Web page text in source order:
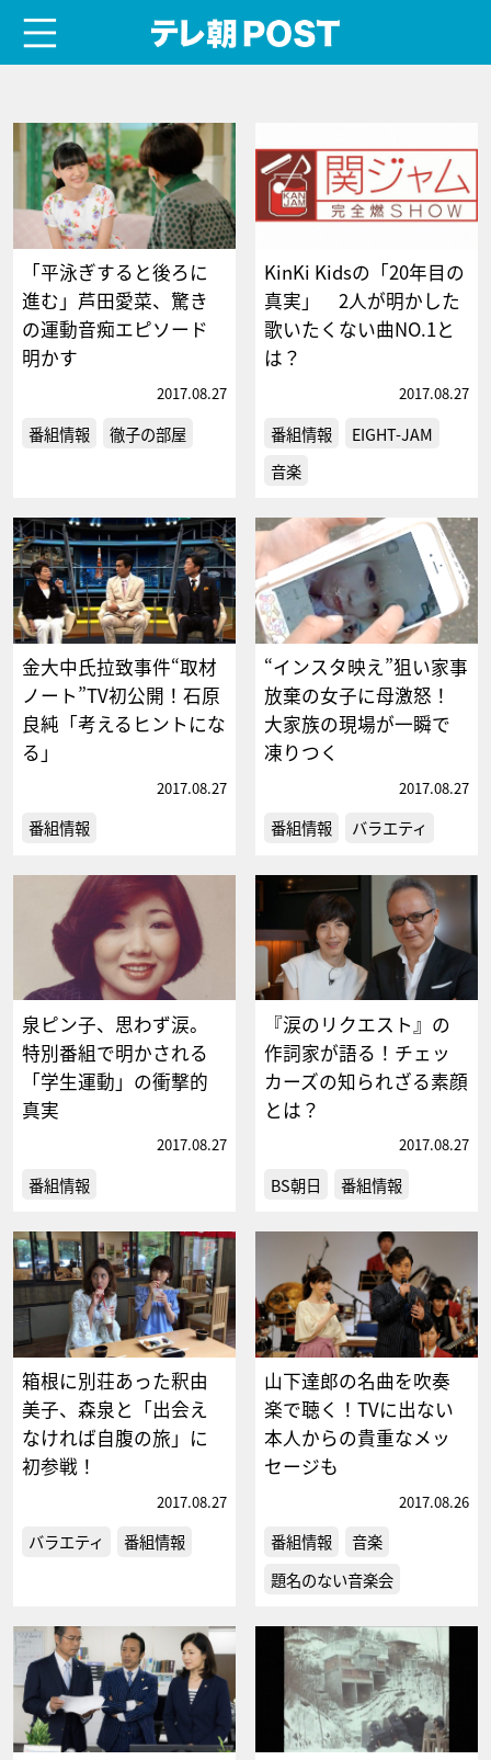
「平泳ぎすると後ろに
進む」芦田愛菜、驚き
の運動音痴エピソード
明かす
2017.08.27
番組情報 徹子の部屋
KinKi Kidsの「20年目の
真実」 2人が明かした
歌いたくない曲NO.1と
は？
2017.08.27
番組情報
EIGHT-JAM
音楽
金大中氏拉致事件“取材
ノート”TV初公開！石原
良純「考えるヒントにな
る」
2017.08.27
番組情報
“インスタ映え”狙い家事
放棄の女子に母激怒！
大家族の現場が一瞬で
凍りつく
2017.08.27
番組情報 バラエティ
泉ピン子、思わず涙。
特別番組で明かされる
「学生運動」の衝撃的
真実
2017.08.27
番組情報
『涙のリクエスト』の
作詞家が語る！チェッ
カーズの知られざる素顔
とは？
2017.08.27
BS朝日 番組情報
箱根に別荘あった釈由
美子、森泉と「出会え
なければ自腹の旅」に
初参戦！
2017.08.27
バラエティ 番組情報
山下達郎の名曲を吹奏
楽で聴く！TVに出ない
本人からの貴重なメッ
セージも
2017.08.26
番組情報
音楽
題名のない音楽会